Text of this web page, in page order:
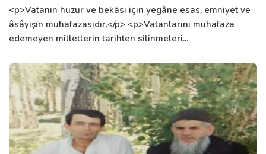
<p>Vatanın huzur ve bekāsı için yegâne esas, emniyet ve
âsâyişin muhafazasıdır.</p> <p>Vatanlarını muhafaza
edemeyen milletlerin tarihten silinmeleri...